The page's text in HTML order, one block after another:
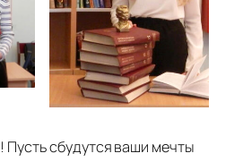
Пусть сбудутся ваши мечты